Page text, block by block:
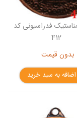
فدراسیونی کد
412
بدون قیمت
اضافه به سبد خرید